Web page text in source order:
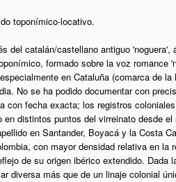
toponímico-locativo.
del catalán/castellano antiguo 'noguera',
formado sobre la voz
en Cataluña (comarca de
No se ha podido documentar con
con fecha exacta; los registros
en distintos puntos del virreinato desde
en Santander, Boyacá y la Costa
con mayor densidad relativa en
de su origen ibérico extendido.
diversa más que de un linaje colonial